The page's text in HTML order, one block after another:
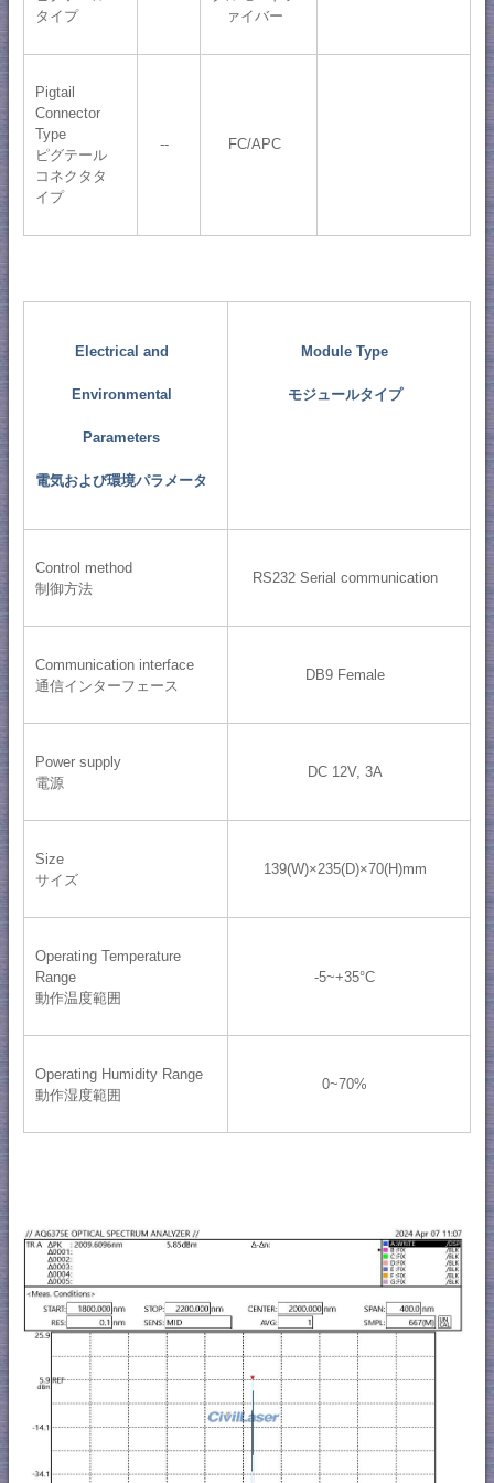
タイプ
ァイバー
Pigtail
Connector
Type
ピグテール
コネクタタ
イプ
-- FC/APC
Electrical and
Environmental
Parameters
電気および環境パラメータ
Module Type
モジュールタイプ
Control method
制御方法
RS232 Serial communication
Communication interface
通信インターフェース
DB9 Female
Power supply
電源
DC 12V, 3A
Size
サイズ
139(W)×235(D)×70(H)mm
Operating Temperature
Range
動作温度範囲
-5~+35°C
Operating Humidity Range
動作湿度範囲
0~70%